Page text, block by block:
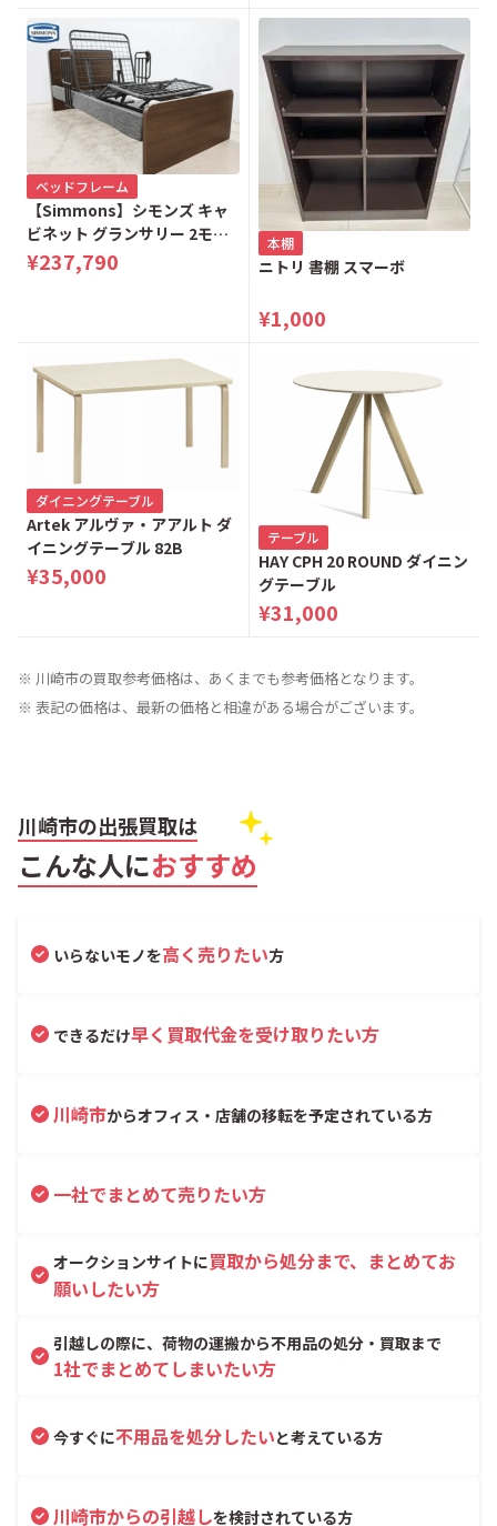
ベッドフレーム
【Simmons】シモンズ キャ
ビネット グランサリー 2モー
ター 電動リクライニングベッ
ド シングルベッド
¥237,790
本棚
ニトリ 書棚 スマーボ
¥1,000
ダイニングテーブル
Artek アルヴァ・アアルト ダ
イニングテーブル 82B
¥35,000
テーブル
HAY CPH 20 ROUND ダイニン
グテーブル
¥31,000
※ 川崎市の買取参考価格は、あくまでも参考価格となります。
※ 表記の価格は、最新の価格と相違がある場合がございます。
川崎市の出張買取は
こんな人におすすめ
いらないモノを高く売りたい方
できるだけ早く買取代金を受け取りたい方
川崎市からオフィス・店舗の移転を予定されている方
一社でまとめて売りたい方
オークションサイトに買取から処分まで、まとめてお
願いしたい方
引越しの際に、荷物の運搬から不用品の処分・買取まで
1社でまとめてしまいたい方
今すぐに不用品を処分したいと考えている方
川崎市からの引越しを検討されている方